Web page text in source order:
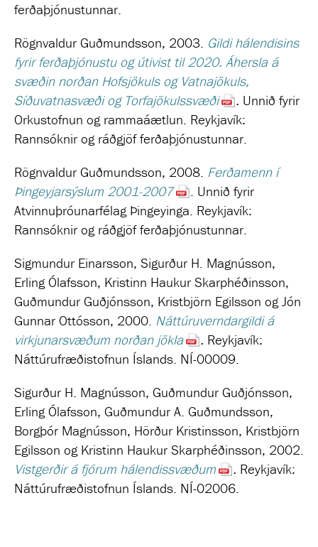
ferðaþjónustunnar.
Rögnvaldur Guðmundsson, 2003. Gildi hálendisins
fyrir ferðaþjónustu og útivist til 2020. Áhersla á
svæðin norðan Hofsjökuls og Vatnajökuls,
Síðuvatnasvæði og Torfajökulssvæði
. Unnið fyrir
Orkustofnun og rammaáætlun. Reykjavík:
Rannsóknir og ráðgjöf ferðaþjónustunnar.
Rögnvaldur Guðmundsson, 2008. Ferðamenn í
Þingeyjarsýslum 2001-2007
. Unnið fyrir
Atvinnuþróunarfélag Þingeyinga. Reykjavík:
Rannsóknir og ráðgjöf ferðaþjónustunnar.
Sigmundur Einarsson, Sigurður H. Magnússon,
Erling Ólafsson, Kristinn Haukur Skarphéðinsson,
Guðmundur Guðjónsson, Kristbjörn Egilsson og Jón
Gunnar Ottósson, 2000. Náttúruverndargildi á
virkjunarsvæðum norðan jökla
. Reykjavík:
Náttúrufræðistofnun Íslands. NÍ-00009.
Sigurður H. Magnússon, Guðmundur Guðjónsson,
Erling Ólafsson, Guðmundur A. Guðmundsson,
Borgþór Magnússon, Hörður Kristinsson, Kristbjörn
Egilsson og Kristinn Haukur Skarphéðinsson, 2002.
Vistgerðir á fjórum hálendissvæðum
. Reykjavík:
Náttúrufræðistofnun Íslands. NÍ-02006.